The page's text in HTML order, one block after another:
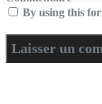
By using this